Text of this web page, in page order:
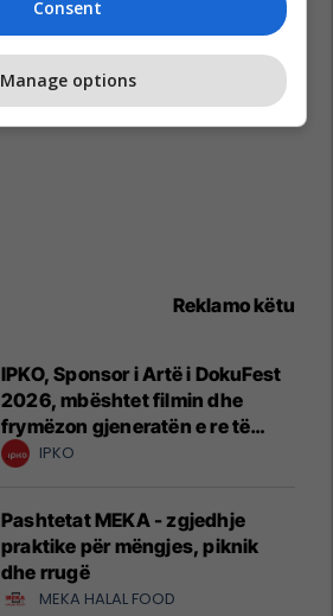
Reklamo këtu
IPKO, Sponsor i Artë i DokuFest
2026, mbështet filmin dhe
frymëzon gjeneratën e re të
krijuesve
IPKO
Pashtetat MEKA - zgjedhje
praktike për mëngjes, piknik
dhe rrugë
MEKA HALAL FOOD
Consent
Manage options